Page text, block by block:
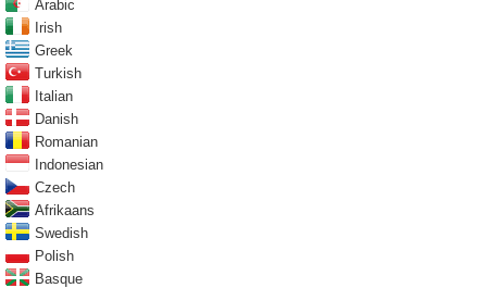
Arabic
Irish
Greek
Turkish
Italian
Danish
Romanian
Indonesian
Czech
Afrikaans
Swedish
Polish
Basque